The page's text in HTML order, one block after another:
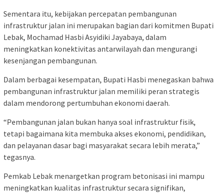
Sementara itu, kebijakan percepatan pembangunan
infrastruktur jalan ini merupakan bagian dari komitmen Bupati
Lebak, Mochamad Hasbi Asyidiki Jayabaya, dalam
meningkatkan konektivitas antarwilayah dan mengurangi
kesenjangan pembangunan.
Dalam berbagai kesempatan, Bupati Hasbi menegaskan bahwa
pembangunan infrastruktur jalan memiliki peran strategis
dalam mendorong pertumbuhan ekonomi daerah.
“Pembangunan jalan bukan hanya soal infrastruktur fisik,
tetapi bagaimana kita membuka akses ekonomi, pendidikan,
dan pelayanan dasar bagi masyarakat secara lebih merata,”
tegasnya.
Pemkab Lebak menargetkan program betonisasi ini mampu
meningkatkan kualitas infrastruktur secara signifikan,